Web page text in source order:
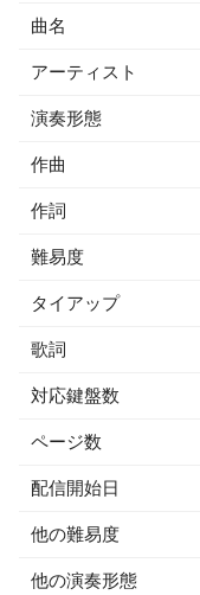
曲名
アーティスト
演奏形態
作曲
作詞
難易度
タイアップ
歌詞
対応鍵盤数
ページ数
配信開始日
他の難易度
他の演奏形態